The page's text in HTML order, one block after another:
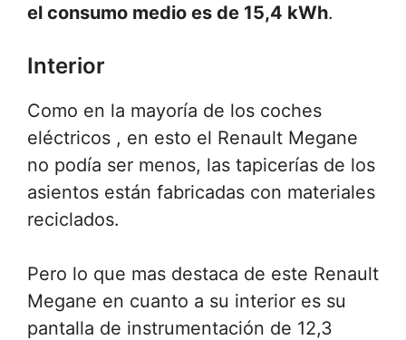
el consumo medio es de 15,4 kWh.
Interior
Como en la mayoría de los coches
eléctricos , en esto el Renault Megane
no podía ser menos, las tapicerías de los
asientos están fabricadas con materiales
reciclados.
Pero lo que mas destaca de este Renault
Megane en cuanto a su interior es su
pantalla de instrumentación de 12,3